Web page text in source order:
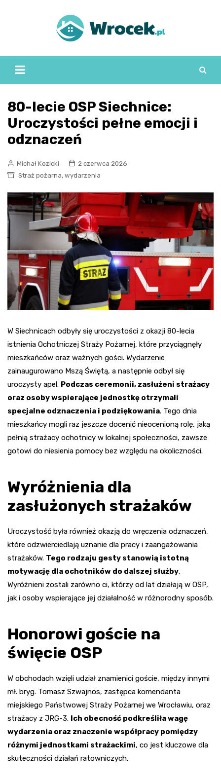
80-lecie OSP Siechnice:
Uroczystości pełne emocji i
odznaczeń
Michał Kozicki
2 czerwca 2026
Straż pożarna, wydarzenia
W Siechnicach odbyły się uroczystości z okazji 80-lecia
istnienia Ochotniczej Straży Pożarnej, które przyciągnęły
mieszkańców oraz ważnych gości. Wydarzenie
zainaugurowano Mszą Świętą, a następnie odbył się
uroczysty apel. Podczas ceremonii, zasłużeni strażacy
oraz osoby wspierające jednostkę otrzymali
specjalne odznaczenia i podziękowania. Tego dnia
mieszkańcy mogli raz jeszcze docenić nieocenioną rolę, jaką
pełnią strażacy ochotnicy w lokalnej społeczności, zawsze
gotowi do niesienia pomocy bez względu na okoliczności.
Wyróżnienia dla
zasłużonych strażaków
Uroczystość była również okazją do wręczenia odznaczeń,
które odzwierciedlają uznanie dla pracy i zaangażowania
strażaków. Tego rodzaju gesty stanowią istotną
motywację dla ochotników do dalszej służby.
Wyróżnieni zostali zarówno ci, którzy od lat działają w OSP,
jak i osoby wspierające jej działalność w różnorodny sposób.
Honorowi goście na
święcie OSP
W obchodach wzięli udział znamienici goście, między innymi
mł. bryg. Tomasz Szwajnos, zastępca komendanta
miejskiego Państwowej Straży Pożarnej we Wrocławiu, oraz
strażacy z JRG-3. Ich obecność podkreśliła wagę
wydarzenia oraz znaczenie współpracy pomiędzy
różnymi jednostkami strażackimi, co jest kluczowe dla
skuteczności działań ratowniczych.